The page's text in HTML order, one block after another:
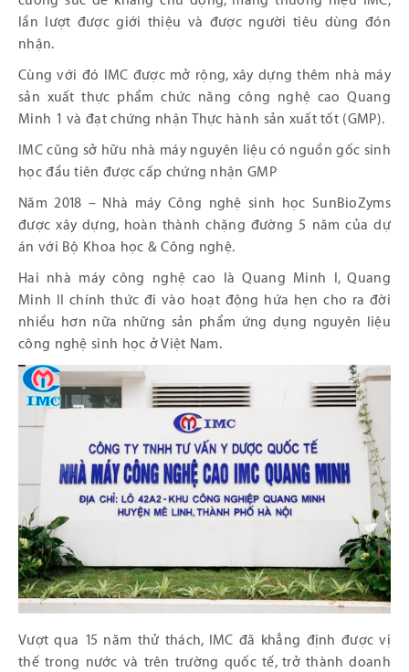
lần lượt được giới thiệu và được người tiêu dùng đón
nhận.
Cùng với đó IMC được mở rộng, xây dựng thêm nhà máy
sản xuất thực phẩm chức năng công nghệ cao Quang
Minh 1 và đạt chứng nhận Thực hành sản xuất tốt (GMP).
IMC cũng sở hữu nhà máy nguyên liệu có nguồn gốc sinh
học đầu tiên được cấp chứng nhận GMP
Năm 2018 – Nhà máy Công nghệ sinh học SunBioZyms
được xây dựng, hoàn thành chặng đường 5 năm của dự
án với Bộ Khoa học & Công nghệ.
Hai nhà máy công nghệ cao là Quang Minh I, Quang
Minh II chính thức đi vào hoạt động hứa hẹn cho ra đời
nhiều hơn nữa những sản phẩm ứng dụng nguyên liệu
công nghệ sinh học ở Việt Nam.
Vượt qua 15 năm thử thách, IMC đã khẳng định được vị
thế trong nước và trên trường quốc tế, trở thành doanh